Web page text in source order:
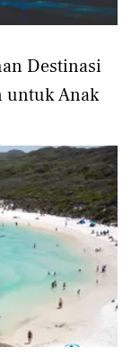
Destinasi
untuk Anak